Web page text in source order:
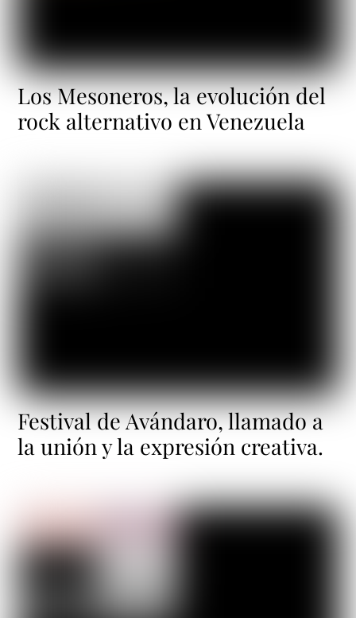
Los Mesoneros, la evolución del
rock alternativo en Venezuela
Festival de Avándaro, llamado a
la unión y la expresión creativa.